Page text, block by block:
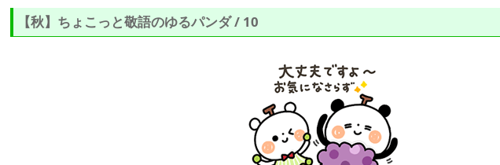
【秋】ちょこっと敬語のゆるパンダ / 10